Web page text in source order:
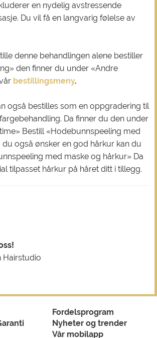
en nydelig avstressende
Du vil få en langvarig følelse av
denne behandlingen alene bestiller
den finner du under «Andre
bestillingsmeny.
også bestilles som en oppgradering til
Da finner du den under
Bestill «Hodebunnspeeling med
du også ønsker en god hårkur kan du
med maske og hårkur» Da
tilpasset hårkur på håret ditt i tillegg.
Hairstudio
Fordelsprogram
Nyheter og trender
Vår mobilapp